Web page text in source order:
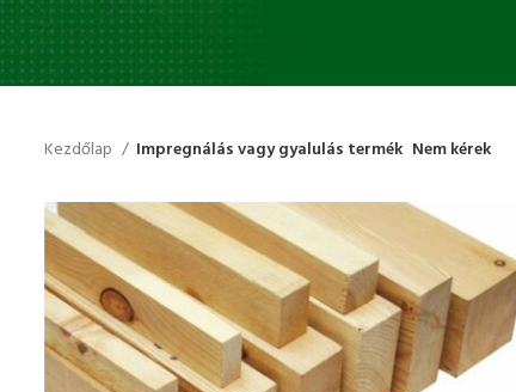
Kezdőlap Impregnálás vagy gyalulás termék Nem kérek